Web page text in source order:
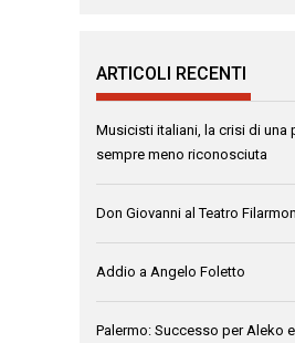
ARTICOLI RECENTI
Musicisti italiani, la crisi di una
sempre meno riconosciuta
Don Giovanni al Teatro
Addio a Angelo Foletto
Palermo: Successo per Aleko